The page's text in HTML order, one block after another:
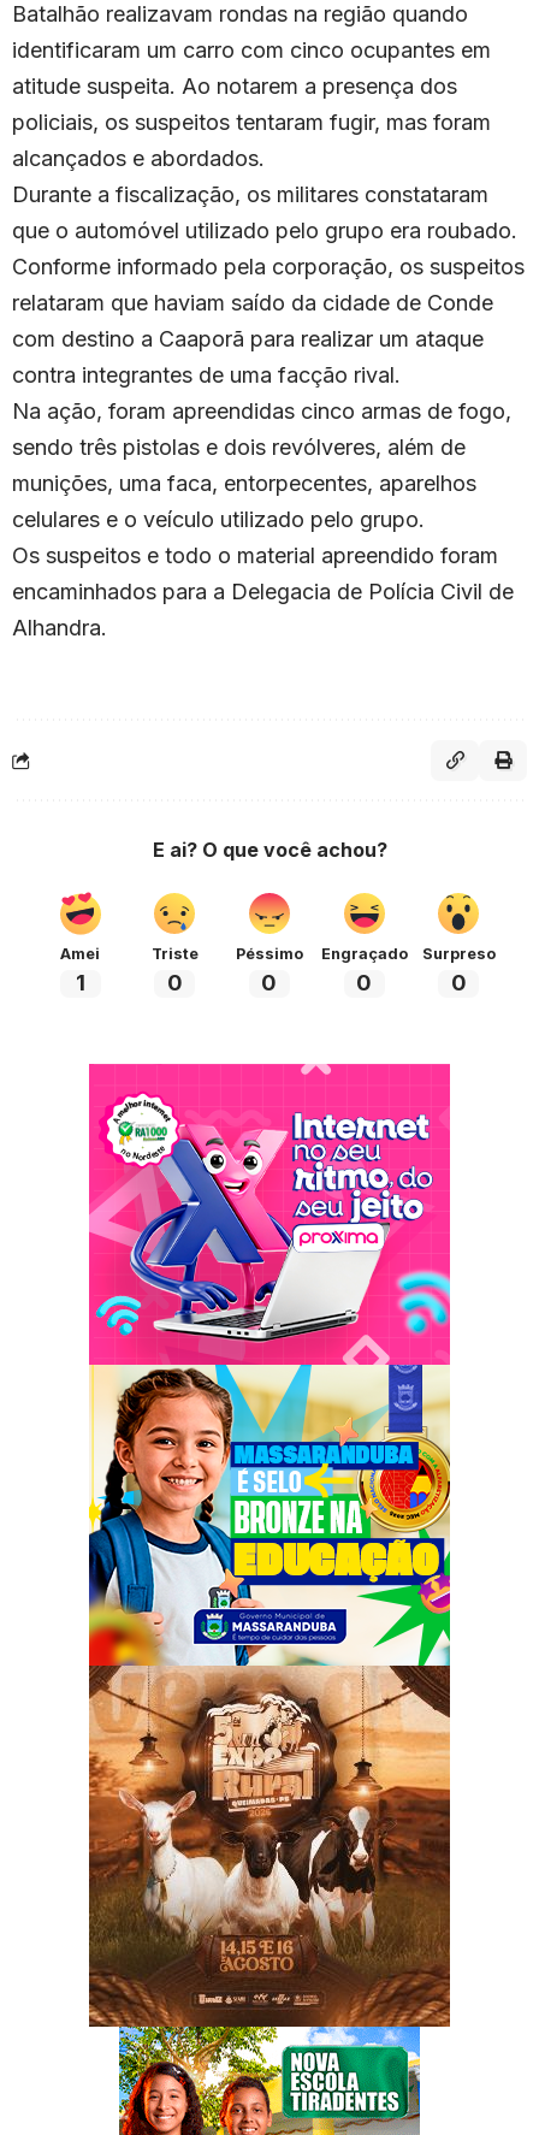
Batalhão realizavam rondas na região quando
identificaram um carro com cinco ocupantes em
atitude suspeita. Ao notarem a presença dos
policiais, os suspeitos tentaram fugir, mas foram
alcançados e abordados.
Durante a fiscalização, os militares constataram
que o automóvel utilizado pelo grupo era roubado.
Conforme informado pela corporação, os suspeitos
relataram que haviam saído da cidade de Conde
com destino a Caaporã para realizar um ataque
contra integrantes de uma facção rival.
Na ação, foram apreendidas cinco armas de fogo,
sendo três pistolas e dois revólveres, além de
munições, uma faca, entorpecentes, aparelhos
celulares e o veículo utilizado pelo grupo.
Os suspeitos e todo o material apreendido foram
encaminhados para a Delegacia de Polícia Civil de
Alhandra.
E ai? O que você achou?
Amei
1
Triste
0
Péssimo
0
Engraçado
0
Surpreso
0